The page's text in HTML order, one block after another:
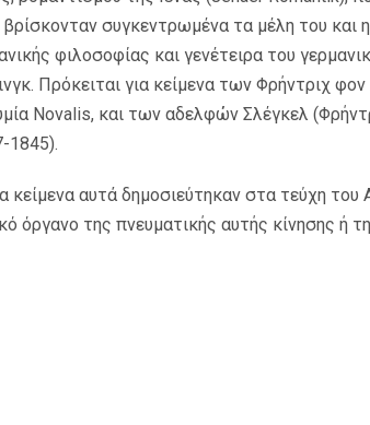
συγκεντρωμένα τα μέλη του και
φιλοσοφίας και γενέτειρα του
Πρόκειται για κείμενα των Φρήντριχ
Novalis, και των αδελφών Σλέγκελ
1845).
κείμενα αυτά δημοσιεύτηκαν στα τεύχη του
όργανο της πνευματικής αυτής κίνησης ή